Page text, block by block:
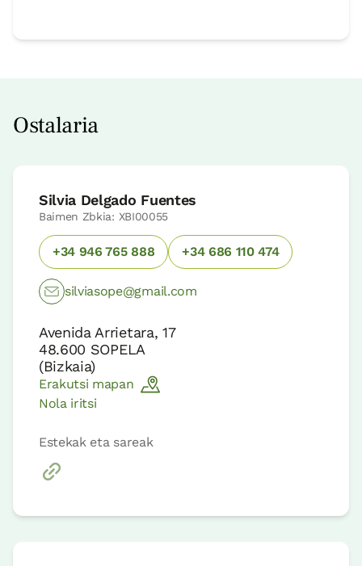
Ostalaria
Silvia Delgado Fuentes
Baimen Zbkia: XBI00055
+34 946 765 888 +34 686 110 474
silviasope@gmail.com
Avenida Arrietara, 17
48.600 SOPELA
(Bizkaia)
Erakutsi mapan
Nola iritsi
Estekak eta sareak